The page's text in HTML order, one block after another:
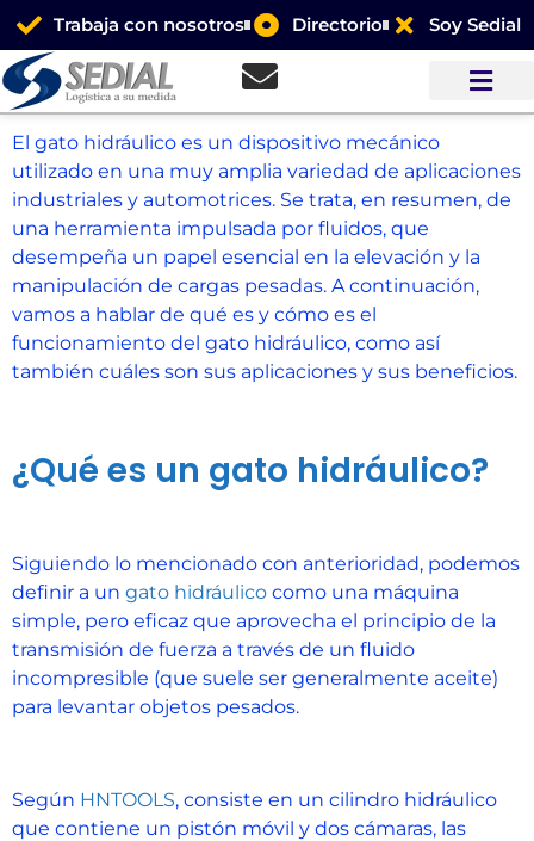
Trabaja con nosotros Directorio Soy Sedial
El gato hidráulico es un dispositivo mecánico
utilizado en una muy amplia variedad de aplicaciones
industriales y automotrices. Se trata, en resumen, de
una herramienta impulsada por fluidos, que
desempeña un papel esencial en la elevación y la
manipulación de cargas pesadas. A continuación,
vamos a hablar de qué es y cómo es el
funcionamiento del gato hidráulico, como así
también cuáles son sus aplicaciones y sus beneficios.
¿Qué es un gato hidráulico?
Siguiendo lo mencionado con anterioridad, podemos
definir a un gato hidráulico como una máquina
simple, pero eficaz que aprovecha el principio de la
transmisión de fuerza a través de un fluido
incompresible (que suele ser generalmente aceite)
para levantar objetos pesados.
Según HNTOOLS, consiste en un cilindro hidráulico
que contiene un pistón móvil y dos cámaras, las